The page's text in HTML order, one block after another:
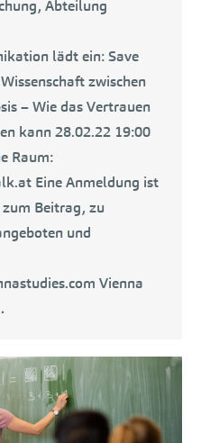
Abteilung
lädt ein: Save
zwischen
– Wie das Vertrauen
kann 28.02.22 19:00
Raum:
Eine Anmeldung ist
Beitrag, zu
und
Vienna